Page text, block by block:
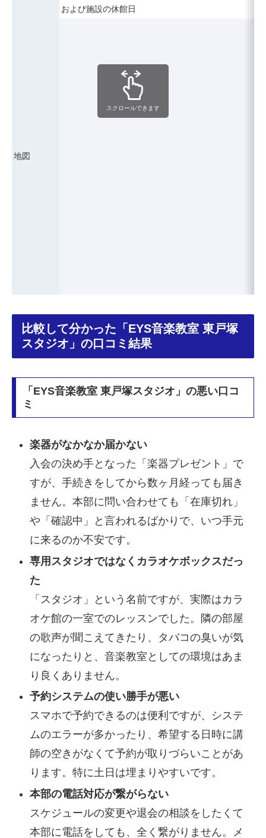
および施設の休館日
地図
スクロールできます
比較して分かった「EYS音楽教室 東戸塚
スタジオ」の口コミ結果
「EYS音楽教室 東戸塚スタジオ」の悪い口コ
ミ
楽器がなかなか届かない
入会の決め手となった「楽器プレゼント」で
すが、手続きをしてから数ヶ月経っても届き
ません。本部に問い合わせても「在庫切れ」
や「確認中」と言われるばかりで、いつ手元
に来るのか不安です。
専用スタジオではなくカラオケボックスだっ
た
「スタジオ」という名前ですが、実際はカラ
オケ館の一室でのレッスンでした。隣の部屋
の歌声が聞こえてきたり、タバコの臭いが気
になったりと、音楽教室としての環境はあま
り良くありません。
予約システムの使い勝手が悪い
スマホで予約できるのは便利ですが、システ
ムのエラーが多かったり、希望する日時に講
師の空きがなくて予約が取りづらいことがあ
ります。特に土日は埋まりやすいです。
本部の電話対応が繋がらない
スケジュールの変更や退会の相談をしたくて
本部に電話をしても、全く繋がりません。メ